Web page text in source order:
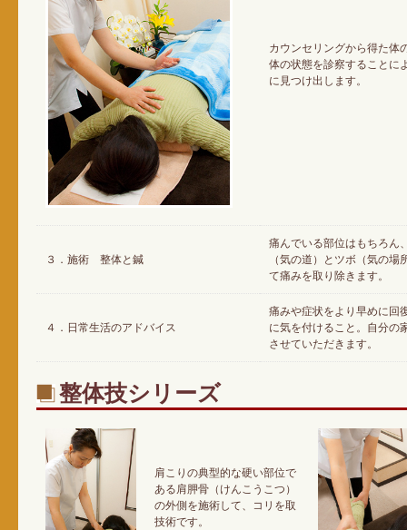
カウンセリングから得た体
体の状態を診察することに
に見つけ出します。
３．施術 整体と鍼
痛んでいる部位はもちろん
（気の道）とツボ（気の
て痛みを取り除きます。
４．日常生活のアドバイス
痛みや症状をより早めに回
に気を付けること。自分の
させていただきます。
整体技シリーズ
肩こりの典型的な硬い部位で
ある肩胛骨（けんこうこつ）
の外側を施術して、コリを取
技術です。